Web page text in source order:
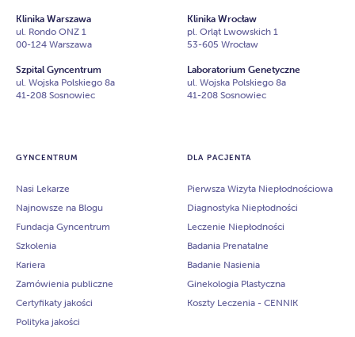
GYNCENTRUM
Nasi Lekarze
Najnowsze na Blogu
Fundacja Gyncentrum
Szkolenia
Kariera
Zamówienia publiczne
Certyfikaty jakości
Polityka jakości
DLA PACJENTA
Pierwsza Wizyta Niepłodnościowa
Diagnostyka Niepłodności
Leczenie Niepłodności
Badania Prenatalne
Badanie Nasienia
Ginekologia Plastyczna
Koszty Leczenia - CENNIK
Klinika Warszawa
ul. Rondo ONZ 1
00-124 Warszawa
Klinika Wrocław
pl. Orląt Lwowskich 1
53-605 Wrocław
Szpital Gyncentrum
ul. Wojska Polskiego 8a
41-208 Sosnowiec
Laboratorium Genetyczne
ul. Wojska Polskiego 8a
41-208 Sosnowiec